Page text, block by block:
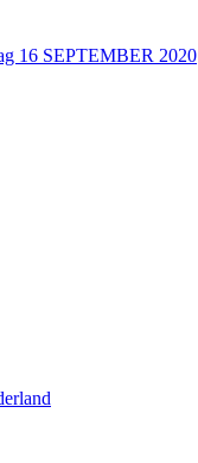
16 SEPTEMBER 2020